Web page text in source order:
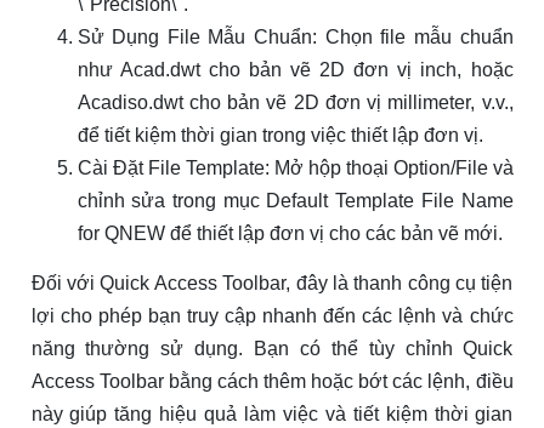
Sử Dụng File Mẫu Chuẩn: Chọn file mẫu chuẩn
như Acad.dwt cho bản vẽ 2D đơn vị inch, hoặc
Acadiso.dwt cho bản vẽ 2D đơn vị millimeter, v.v.,
để tiết kiệm thời gian trong việc thiết lập đơn vị.
Cài Đặt File Template: Mở hộp thoại Option/File và
chỉnh sửa trong mục Default Template File Name
for QNEW để thiết lập đơn vị cho các bản vẽ mới.
Đối với Quick Access Toolbar, đây là thanh công cụ tiện
lợi cho phép bạn truy cập nhanh đến các lệnh và chức
năng thường sử dụng. Bạn có thể tùy chỉnh Quick
Access Toolbar bằng cách thêm hoặc bớt các lệnh, điều
này giúp tăng hiệu quả làm việc và tiết kiệm thời gian